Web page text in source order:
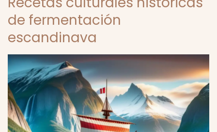
de fermentación
escandinava